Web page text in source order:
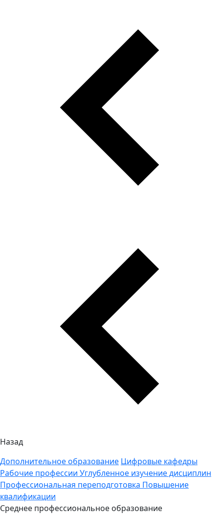
Назад
Дополнительное образование Цифровые кафедры
Рабочие профессии Углубленное изучение дисциплин
Профессиональная переподготовка Повышение
квалификации
Среднее профессиональное образование